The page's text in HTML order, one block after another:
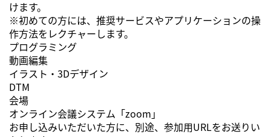
けます。
※初めての方には、推奨サービスやアプリケーションの操
作方法をレクチャーします。
プログラミング
動画編集
イラスト・3Dデザイン
DTM
会場
オンライン会議システム「zoom」
お申し込みいただいた方に、別途、参加用URLをお送りい